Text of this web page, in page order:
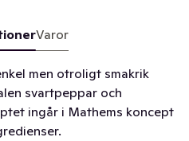
Varor
men otroligt smakrik
svartpeppar och
ingår i Mathems koncept